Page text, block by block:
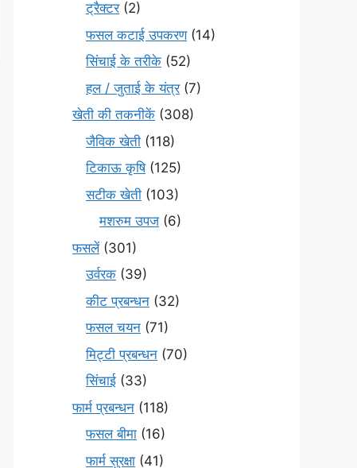
ट्रैक्टर(2)
फसल कटाई उपकरण(14)
सिंचाई के तरीके (52)
हल / जुताई के यंत्र(7)
खेती की तकनीकें (308)
जैविक खेती (118)
टिकाऊ कृषि(125)
सटीक खेती (103)
मशरुम उपज (6)
फसलें(301)
उर्वरक (39)
कीट प्रबन्धन (32)
फसल चयन (71)
मि‌ट्टी प्रबन्धन (70)
सिंचाई (33)
फार्म प्रबन्धन (118)
फसल बीमा (16)
फार्म सुरक्षा (41)